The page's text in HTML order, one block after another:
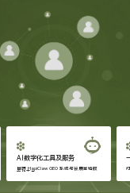
AI数字化工具及服务
自研 HapiClaw GEO 系统与会展营销数
字化工具